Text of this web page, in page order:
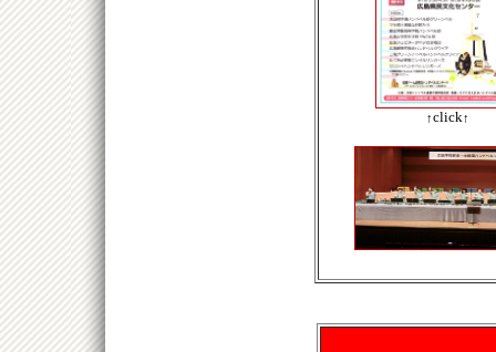
↑click↑